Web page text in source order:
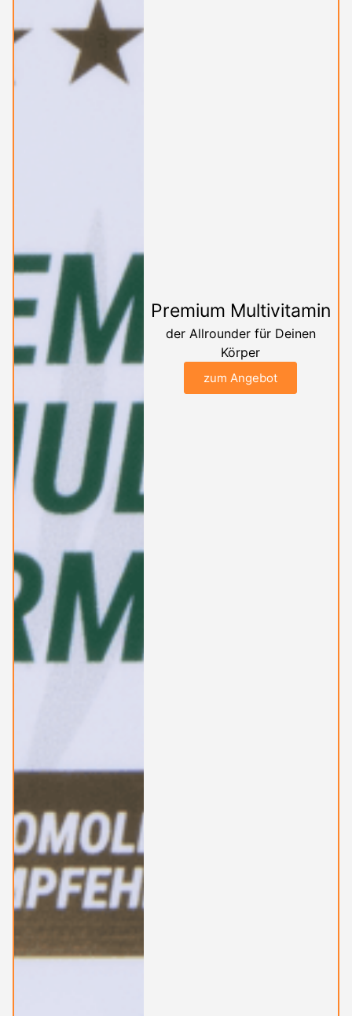
Premium Multivitamin
der Allrounder für Deinen
Körper
zum Angebot